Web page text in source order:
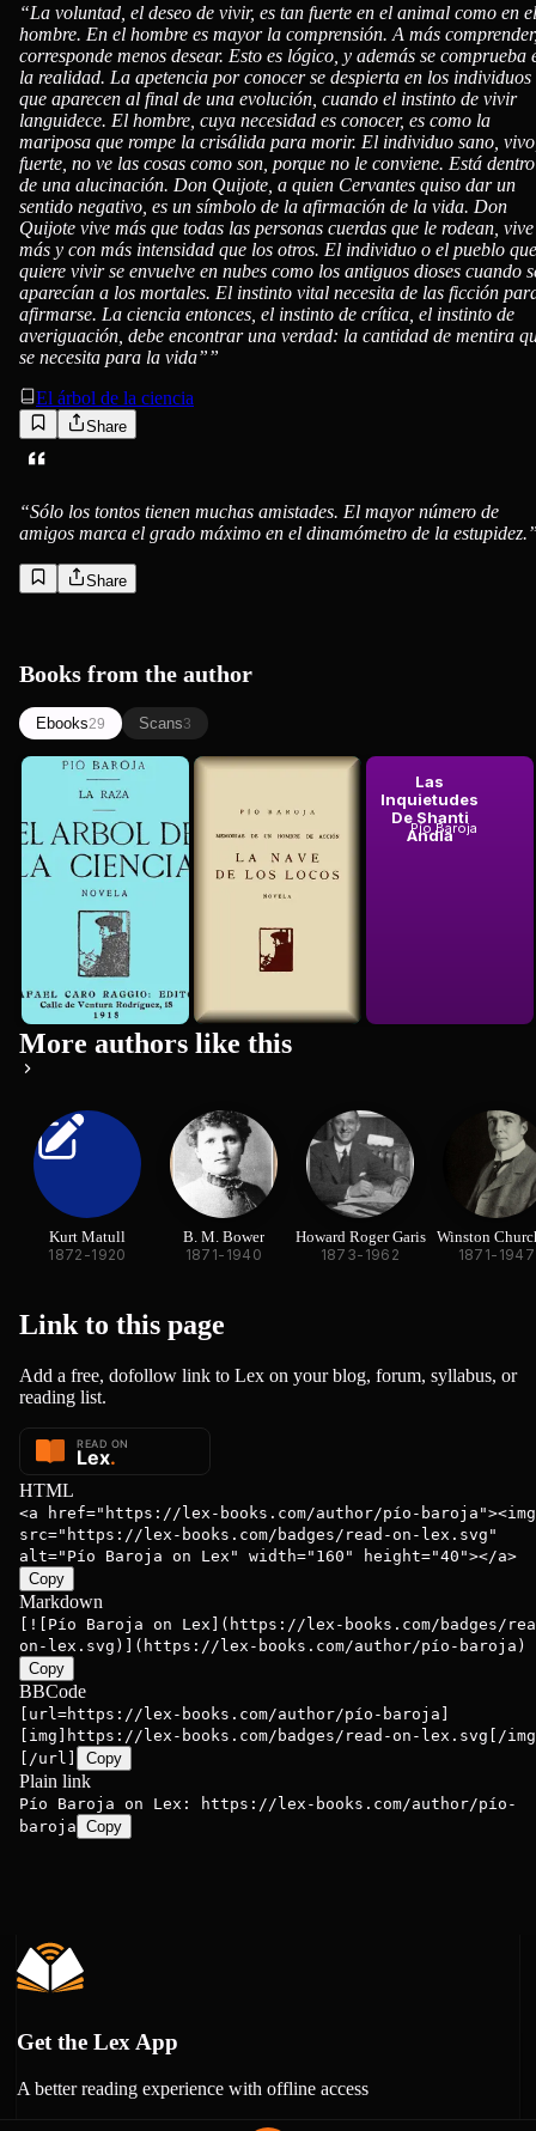
“La voluntad, el deseo de vivir, es tan fuerte en el animal como en el
hombre. En el hombre es mayor la comprensión. A más
corresponde menos desear. Esto es lógico, y además se comprueba
la realidad. La apetencia por conocer se despierta en los individuos
que aparecen al final de una evolución, cuando el instinto de vivir
languidece. El hombre, cuya necesidad es conocer, es como la
mariposa que rompe la crisálida para morir. El individuo sano,
fuerte, no ve las cosas como son, porque no le conviene. Está dentro
de una alucinación. Don Quijote, a quien Cervantes quiso dar un
sentido negativo, es un símbolo de la afirmación de la vida. Don
Quijote vive más que todas las personas cuerdas que le rodean, vive
más y con más intensidad que los otros. El individuo o el pueblo que
quiere vivir se envuelve en nubes como los antiguos dioses cuando
aparecían a los mortales. El instinto vital necesita de las ficción
afirmarse. La ciencia entonces, el instinto de crítica, el instinto de
averiguación, debe encontrar una verdad: la cantidad de mentira
se necesita para la vida””
El árbol de la ciencia
Share
“Sólo los tontos tienen muchas amistades. El mayor número de
amigos marca el grado máximo en el dinamómetro de la
Share
Books from the author
Ebooks29 Scans3
El árbol de
la ciencia:
novela
Pío Baroja
Novela
1925
Pío Baroja
Las
Inquietudes
De Shanti
Andia
Pío Baroja
More authors like this
Kurt Matull
1872-1920
B. M. Bower
1871-1940
Howard Roger Garis
1873-1962
Winston
1871-1947
Link to this page
Add a free, dofollow link to Lex on your blog, forum, syllabus, or
reading list.
HTML
<a href="https://lex-books.com/author/pío-baroja"><img
src="https://lex-books.com/badges/read-on-lex.svg"
alt="Pío Baroja on Lex" width="160" height="40"></a>
Copy
Markdown
[![Pío Baroja on Lex](https://lex-books.com/badges/
on-lex.svg)](https://lex-books.com/author/pío-baroja)
Copy
BBCode
[url=https://lex-books.com/author/pío-baroja]
[img]https://lex-books.com/badges/read-on-lex.svg[/
[/url]
Copy
Plain link
Pío Baroja on Lex: https://lex-books.com/author/pío-
baroja Copy
Get the Lex App
A better reading experience with offline access